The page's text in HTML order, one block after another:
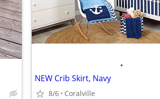
•
NEW Crib Skirt, Navy
8/6 Coralville